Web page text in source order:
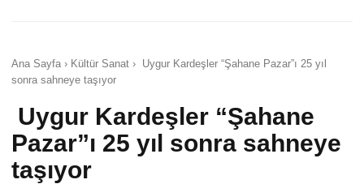
Ana Sayfa › Kültür Sanat › Uygur Kardeşler “Şahane Pazar”ı 25 yıl
sonra sahneye taşıyor
Uygur Kardeşler “Şahane
Pazar”ı 25 yıl sonra sahneye
taşıyor